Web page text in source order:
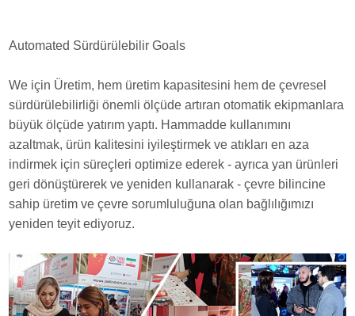
Automated Sürdürülebilir Goals
We için Üretim, hem üretim kapasitesini hem de çevresel
sürdürülebilirliği önemli ölçüde artıran otomatik ekipmanlara
büyük ölçüde yatırım yaptı. Hammadde kullanımını
azaltmak, ürün kalitesini iyileştirmek ve atıkları en aza
indirmek için süreçleri optimize ederek - ayrıca yan ürünleri
geri dönüştürerek ve yeniden kullanarak - çevre bilincine
sahip üretim ve çevre sorumluluğuna olan bağlılığımızı
yeniden teyit ediyoruz.